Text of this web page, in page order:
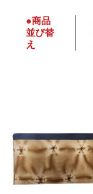
●商品
並び替
え